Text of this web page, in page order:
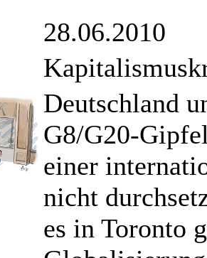
28.06.2010
Deutschland
G8/G20-
einer
nicht
es in Toronto